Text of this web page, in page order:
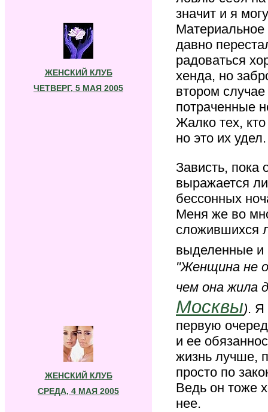
ЖЕНСКИЙ КЛУБ
ЧЕТВЕРГ, 5 МАЯ 2005
ЖЕНСКИЙ КЛУБ
СРЕДА, 4 МАЯ 2005
значит и я
давно
радоваться
хенда, но
втором
потраченные
Жалко тех,
но это их
Зависть, пока
выражается
бессонных
Меня же во
сложившихся
выделенные
"Женщина не
чем она жила
Москвы). Я
первую
и ее
жизнь лучше,
просто по
Ведь он тоже
нее.